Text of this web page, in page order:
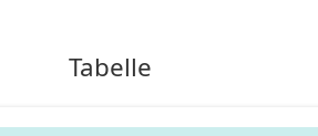
Tabelle